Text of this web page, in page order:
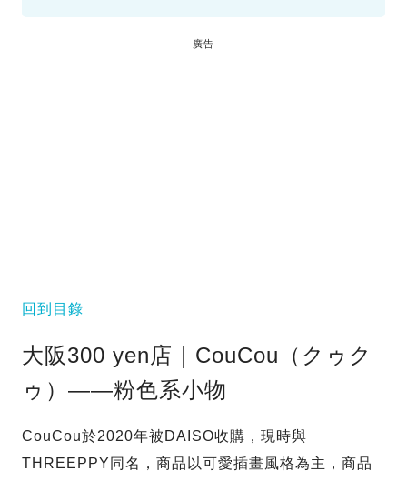
廣告
回到目錄
大阪300 yen店｜CouCou（クゥク
ゥ）——粉色系小物
CouCou於2020年被DAISO收購，現時與
THREEPPY同名，商品以可愛插畫風格為主，商品